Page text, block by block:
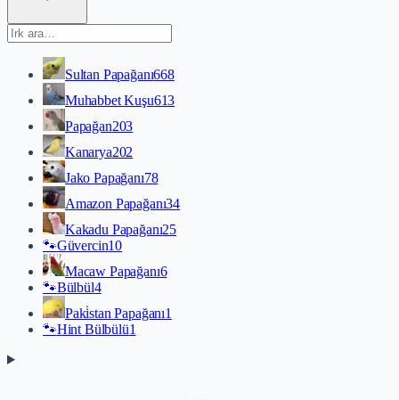
Sultan Papağanı668
Muhabbet Kuşu613
Papağan203
Kanarya202
Jako Papağanı78
Amazon Papağanı34
Kakadu Papağanı25
🐾Güvercin10
Macaw Papağanı6
🐾Bülbül4
Paki̇stan Papağanı1
🐾Hint Bülbülü1